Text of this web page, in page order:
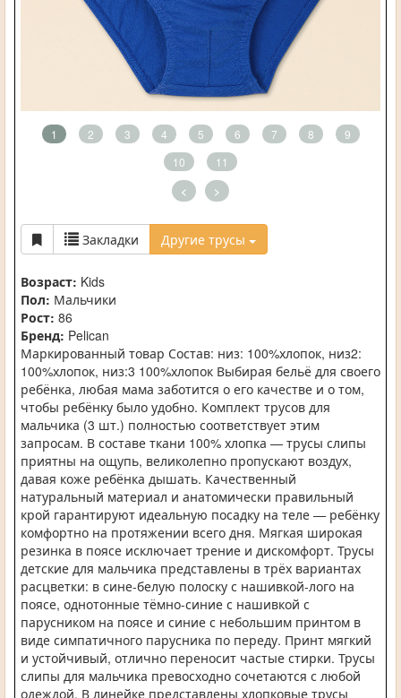
1 2 3 4 5 6 7 8
9
10
11
< >
Закладки Другие трусы
Возраст: Kids
Пол: Мальчики
Рост: 86
Бренд: Pelican
Маркированный товар Состав: низ: 100%хлопок, низ2:
100%хлопок, низ:3 100%хлопок Выбирая бельё для своего
ребёнка, любая мама заботится о его качестве и о том,
чтобы ребёнку было удобно. Комплект трусов для
мальчика (3 шт.) полностью соответствует этим
запросам. В составе ткани 100% хлопка — трусы слипы
приятны на ощупь, великолепно пропускают воздух,
давая коже ребёнка дышать. Качественный
натуральный материал и анатомически правильный
крой гарантируют идеальную посадку на теле — ребёнку
комфортно на протяжении всего дня. Мягкая широкая
резинка в поясе исключает трение и дискомфорт. Трусы
детские для мальчика представлены в трёх вариантах
расцветки: в сине-белую полоску с нашивкой-лого на
поясе, однотонные тёмно-синие с нашивкой с
парусником на поясе и синие с небольшим принтом в
виде симпатичного парусника по переду. Принт мягкий
и устойчивый, отлично переносит частые стирки. Трусы
слипы для мальчика превосходно сочетаются с любой
одеждой. В линейке представлены хлопковые трусы